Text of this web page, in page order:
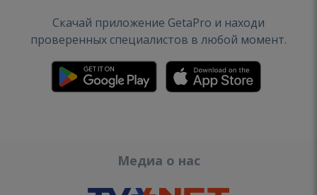
Скачай приложение GetaPro и находи
проверенных специалистов в любой момент.
Медиа о нас